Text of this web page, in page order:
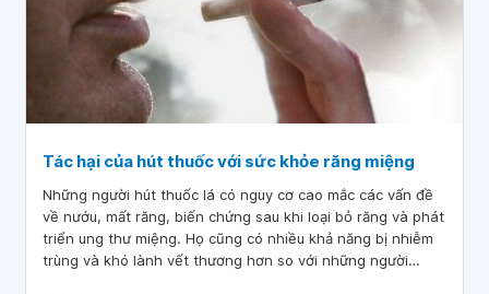
Tác hại của hút thuốc với sức khỏe răng miệng
Những người hút thuốc lá có nguy cơ cao mắc các vấn đề
về nướu, mất răng, biến chứng sau khi loại bỏ răng và phát
triển ung thư miệng. Họ cũng có nhiều khả năng bị nhiễm
trùng và khó lành vết thương hơn so với những người